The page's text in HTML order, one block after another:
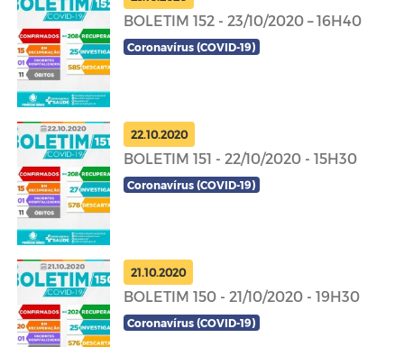
BOLETIM 152 - 23/10/2020 – 16H40
Coronavírus (COVID-19)
22.10.2020
BOLETIM 151 - 22/10/2020 - 15H30
Coronavírus (COVID-19)
21.10.2020
BOLETIM 150 - 21/10/2020 - 19H30
Coronavírus (COVID-19)